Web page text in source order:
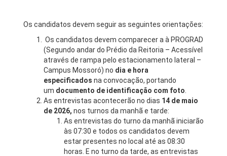
Os candidatos devem seguir as seguintes orientações:
Os candidatos devem comparecer a à PROGRAD
(Segundo andar do Prédio da Reitoria – Acessível
através de rampa pelo estacionamento lateral –
Campus Mossoró) no dia e hora
especificados na convocação, portando
um documento de identificação com foto
As entrevistas acontecerão no dias 14 de maio
de 2026, nos turnos da manhã e tarde:
As entrevistas do turno da manhã iniciarão
às 07:30 e todos os candidatos devem
estar presentes no local até as 08:30
horas. E no turno da tarde, as entrevistas